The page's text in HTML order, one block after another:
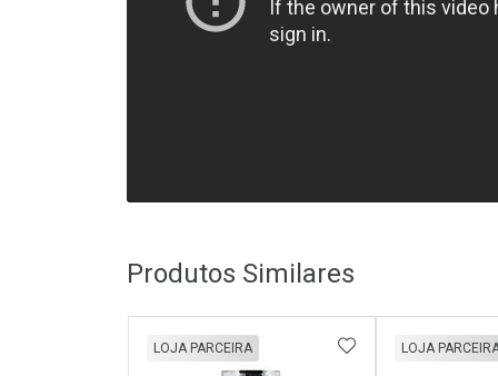
Produtos Similares
LOJA PARCEIRA ADICIONAR AOS
LOJA